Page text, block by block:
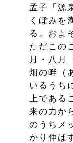
孟子「源
くぼみを
る。およ
ただこの
月・八月
畑の畔（
いるうち
上であ
来の力か
のうちメ
かり伸ば